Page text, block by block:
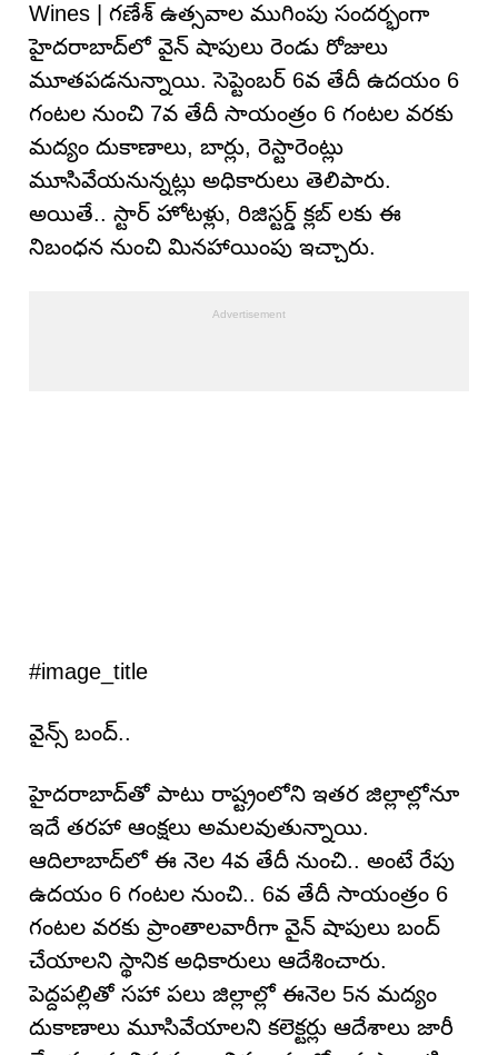
Wines | గణేశ్ ఉత్సవాల ముగింపు సందర్భంగా
హైదరాబాద్‌లో వైన్ షాపులు రెండు రోజులు
మూత‌ప‌డ‌నున్నాయి. సెప్టెంబ‌ర్ 6వ తేదీ ఉదయం 6
గంటల నుంచి 7వ తేదీ సాయంత్రం 6 గంటల వరకు
మద్యం దుకాణాలు, బార్లు, రెస్టారెంట్లు
మూసివేయనున్నట్లు అధికారులు తెలిపారు.
అయితే.. స్టార్ హోటళ్లు, రిజిస్టర్డ్ క్లబ్ లకు ఈ
నిబంధన నుంచి మినహాయింపు ఇచ్చారు.
#image_title
వైన్స్ బంద్..
హైదరాబాద్‌తో పాటు రాష్ట్రంలోని ఇతర జిల్లాల్లోనూ
ఇదే తరహా ఆంక్షలు అమలవుతున్నాయి.
ఆదిలాబాద్‌లో ఈ నెల 4వ తేదీ నుంచి.. అంటే రేపు
ఉదయం 6 గంటల నుంచి.. 6వ తేదీ సాయంత్రం 6
గంటల వరకు ప్రాంతాలవారీగా వైన్ షాపులు బంద్
చేయాలని స్థానిక అధికారులు ఆదేశించారు.
పెద్దపల్లితో సహా పలు జిల్లాల్లో ఈనెల 5న మద్యం
దుకాణాలు మూసివేయాలని కలెక్టర్లు ఆదేశాలు జారీ